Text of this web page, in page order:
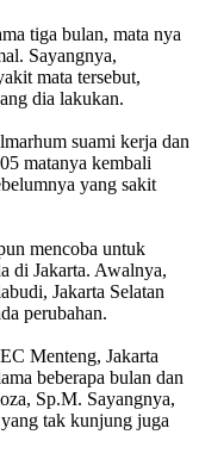
tiga bulan, mata nya
Sayangnya,
mata tersebut,
dia lakukan.
suami kerja dan
matanya kembali
yang sakit
mencoba untuk
di Jakarta. Awalnya,
Jakarta Selatan
perubahan.
Menteng, Jakarta
beberapa bulan dan
Sp.M. Sayangnya,
tak kunjung juga